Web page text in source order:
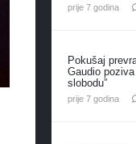
prije 7 godina
Pokušaj
Gaudio
slobodu”
prije 7 godina